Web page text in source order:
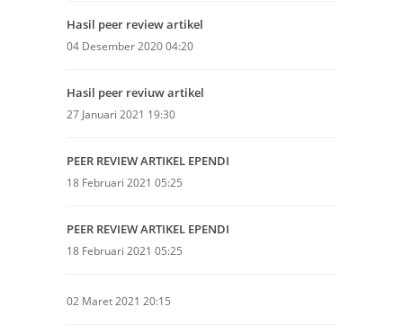
Hasil peer review artikel
04 Desember 2020 04:20
Hasil peer reviuw artikel
27 Januari 2021 19:30
PEER REVIEW ARTIKEL EPENDI
18 Februari 2021 05:25
PEER REVIEW ARTIKEL EPENDI
18 Februari 2021 05:25
02 Maret 2021 20:15